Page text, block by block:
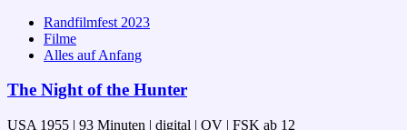
Randfilmfest 2023
Filme
Alles auf Anfang
The Night of the Hunter
USA 1955 | 93 Minuten | digital | OV | FSK ab 12